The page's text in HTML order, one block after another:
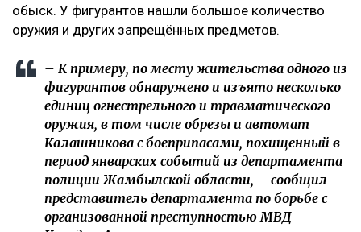
обыск. У фигурантов нашли большое количество
оружия и других запрещённых предметов.
– К примеру, по месту жительства одного из
фигурантов обнаружено и изъято несколько
единиц огнестрельного и травматического
оружия, в том числе обрезы и автомат
Калашникова с боеприпасами, похищенный в
период январских событий из департамента
полиции Жамбылской области, – сообщил
представитель департамента по борьбе с
организованной преступностью МВД